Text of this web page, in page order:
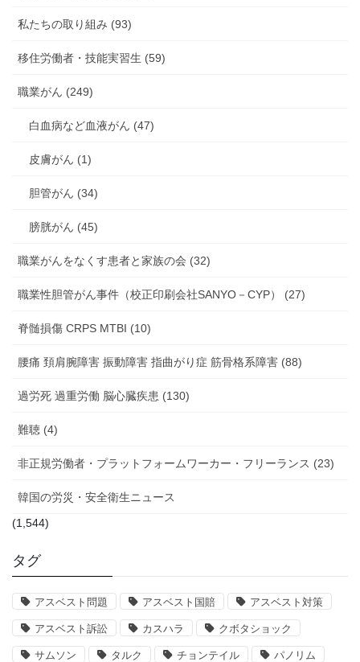
私たちの取り組み (93)
移住労働者・技能実習生 (59)
職業がん (249)
白血病など血液がん (47)
皮膚がん (1)
胆管がん (34)
膀胱がん (45)
職業がんをなくす患者と家族の会 (32)
職業性胆管がん事件（校正印刷会社SANYO－CYP） (27)
脊髄損傷 CRPS MTBI (10)
腰痛 頚肩腕障害 振動障害 指曲がり症 筋骨格系障害 (88)
過労死 過重労働 脳心臓疾患 (130)
難聴 (4)
非正規労働者・プラットフォームワーカー・フリーランス (23)
韓国の労災・安全衛生ニュース
(1,544)
タグ
アスベスト問題 アスベスト国賠 アスベスト対策
アスベスト訴訟 カスハラ クボタショック
サムソン タルク チョンテイル パノリム